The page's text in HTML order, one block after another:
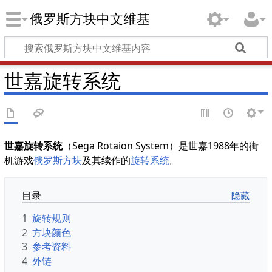
俄罗斯方块中文维基
世嘉旋转系统
世嘉旋转系统（Sega Rotaion System）是世嘉1988年的街
机游戏俄罗斯方块及其续作的旋转系统。
目录
1 旋转规则
2 方块颜色
3 参考资料
4 外链